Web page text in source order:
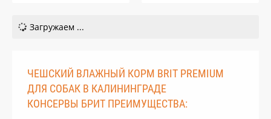
Загружаем ...
ЧЕШСКИЙ ВЛАЖНЫЙ КОРМ BRIT PREMIUM
ДЛЯ СОБАК В КАЛИНИНГРАДЕ
КОНСЕРВЫ БРИТ ПРЕИМУЩЕСТВА: